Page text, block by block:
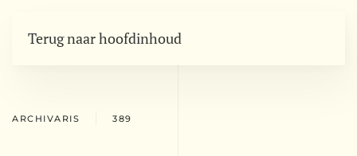
Terug naar hoofdinhoud
ARCHIVARIS 389